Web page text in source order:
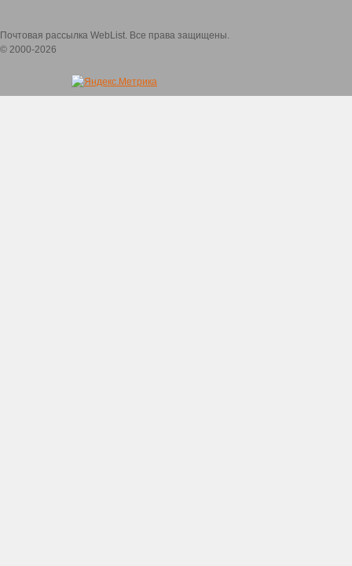
Почтовая рассылка WebList. Все права защищены.
© 2000-2026